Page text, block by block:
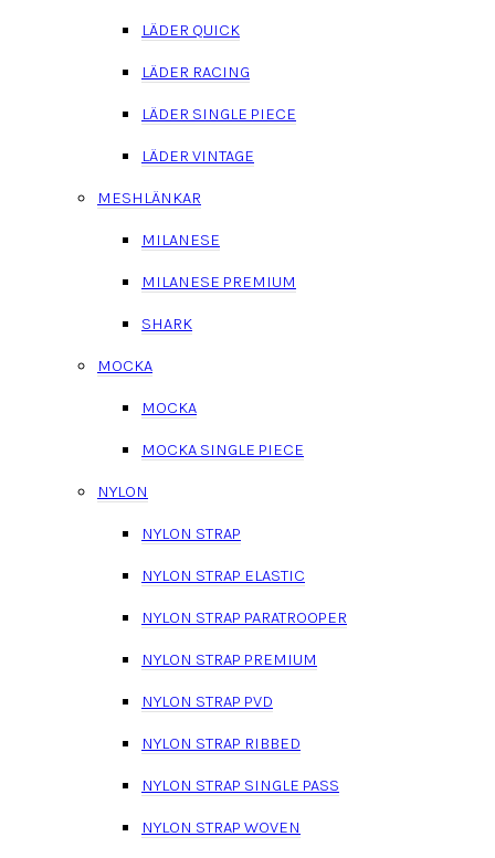
LÄDER QUICK
LÄDER RACING
LÄDER SINGLE PIECE
LÄDER VINTAGE
MESHLÄNKAR
MILANESE
MILANESE PREMIUM
SHARK
MOCKA
MOCKA
MOCKA SINGLE PIECE
NYLON
NYLON STRAP
NYLON STRAP ELASTIC
NYLON STRAP PARATROOPER
NYLON STRAP PREMIUM
NYLON STRAP PVD
NYLON STRAP RIBBED
NYLON STRAP SINGLE PASS
NYLON STRAP WOVEN